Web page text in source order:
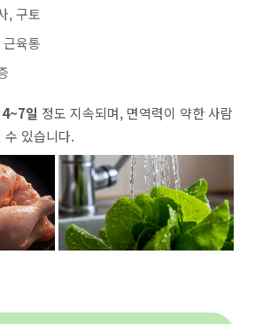
, 구토
육통
4~7일 정도 지속되며, 면역력이 약한 사람
수 있습니다.